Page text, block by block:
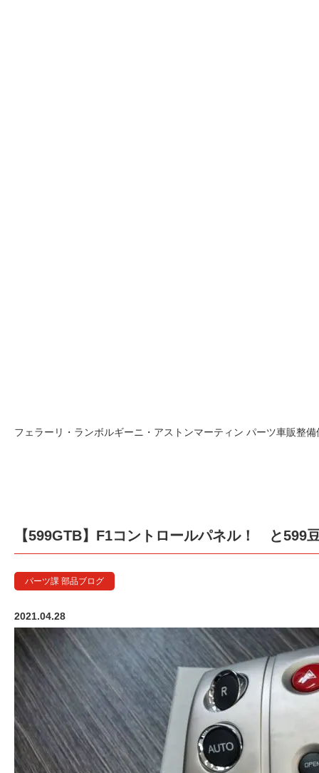
フェラーリ・ランボルギーニ・アストンマーティン パーツ車販整
【599GTB】F1コントロールパネル！ と599
パーツ課 部品ブログ
2021.04.28